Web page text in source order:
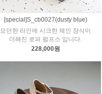
[special]S_cb0027(dusty blue)
모던한 라인에 시크한 체인 장식이
더해진 로퍼 펌프스 입니다.
228,000원